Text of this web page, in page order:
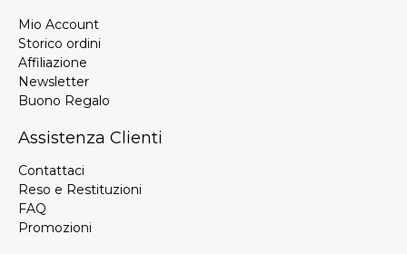
Mio Account
Storico ordini
Affiliazione
Newsletter
Buono Regalo
Assistenza Clienti
Contattaci
Reso e Restituzioni
FAQ
Promozioni